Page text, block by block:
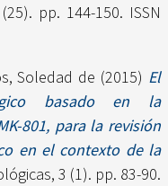
pp. 144-150. ISSN
Soledad de (2015) El
basado en la
801, para la revisión
en el contexto de la
3 (1). pp. 83-90.